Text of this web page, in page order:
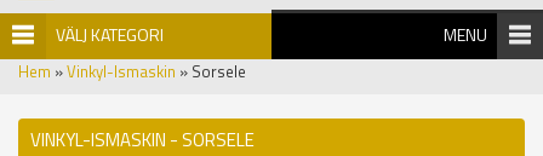
VÄLJ KATEGORI MENU
Hem »Vinkyl-Ismaskin » Sorsele
VINKYL-ISMASKIN - SORSELE